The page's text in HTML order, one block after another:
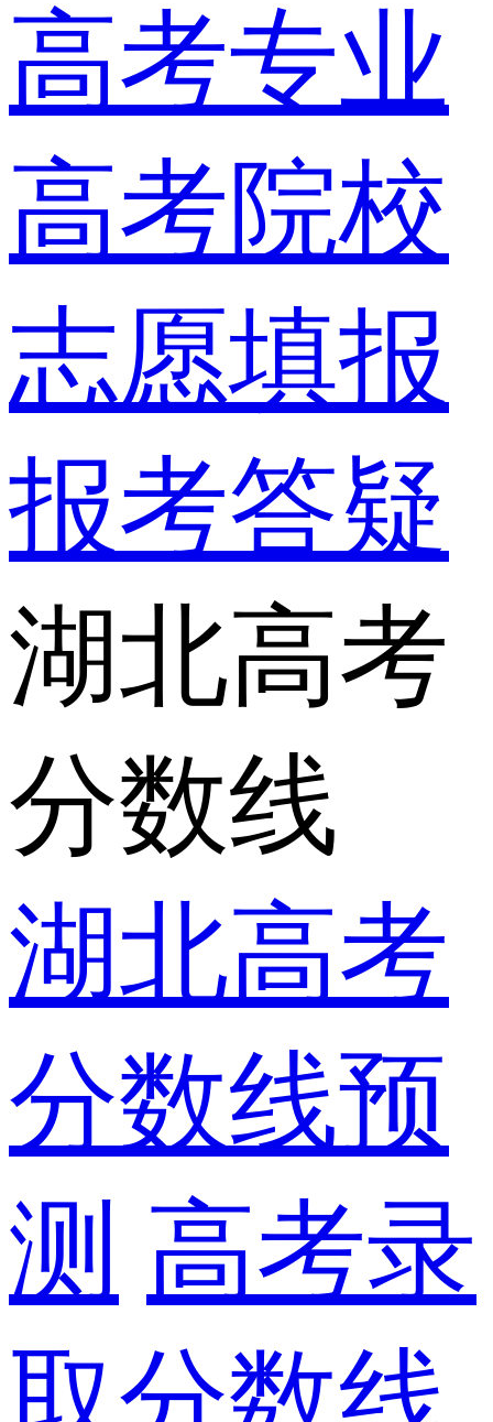
高考专业
高考院校
志愿填报
报考答疑
湖北高考
分数线
湖北高考
分数线预
测 高考录